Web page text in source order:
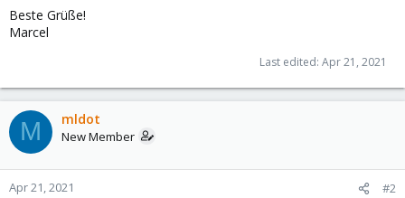
Beste Grüße!
Marcel
Last edited: Apr 21, 2021
M mldot
New Member
Apr 21, 2021 #2